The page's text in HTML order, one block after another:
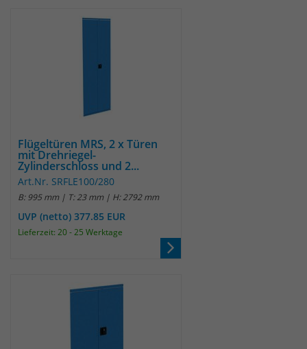
Flügeltüren MRS, 2 x Türen
mit Drehriegel-
Zylinderschloss und 2...
Art.Nr. SRFLE100/280
B: 995 mm | T: 23 mm | H: 2792 mm
UVP (netto) 377.85 EUR
Lieferzeit: 20 - 25 Werktage